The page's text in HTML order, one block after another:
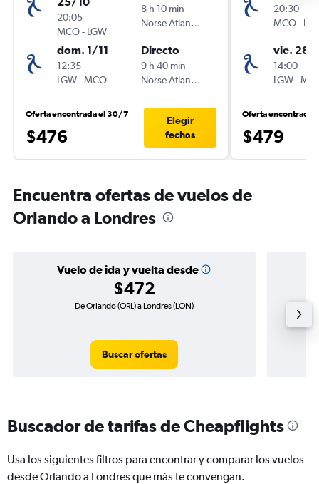
20:05
MCO- LGW
8 h 10 min
Norse Atlantic UK
dom. 1/11
12:35
LGW-MCO
Directo
9 h 40 min
Norse Atlantic UK
Oferta encontrada el 30/7
$476
Elegir
fechas
20:30
MCO-
vie. 28/
14:00
LGW-
Oferta encontrada
$479
Encuentra ofertas de vuelos de
Orlando a Londres
Vuelo de ida y vuelta desde
$472
De Orlando (ORL) a Londres (LON)
Buscar ofertas
Buscador de tarifas de Cheapflights
Usa los siguientes filtros para encontrar y comparar los vuelos
desde Orlando a Londres que más te convengan.